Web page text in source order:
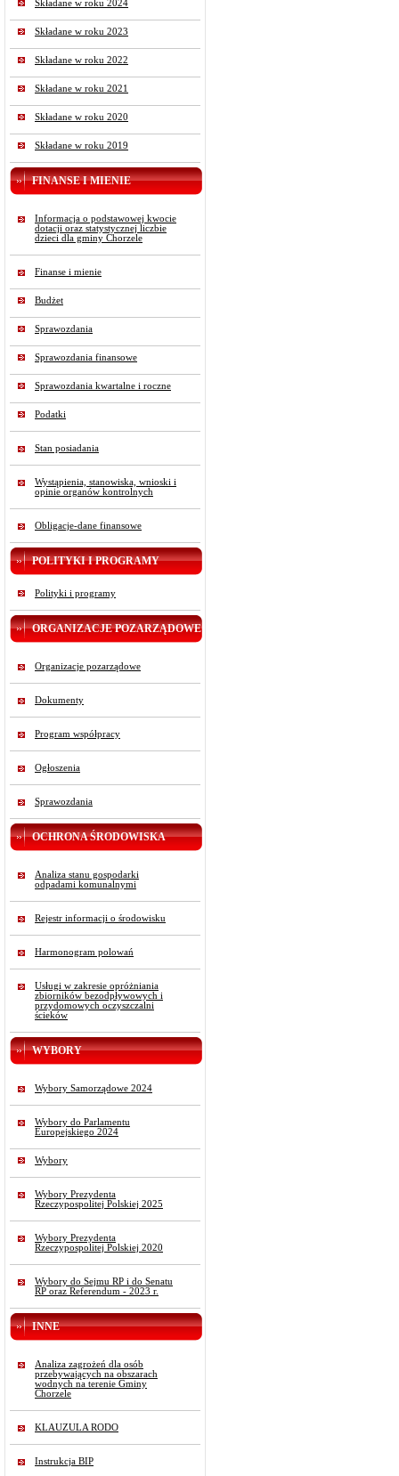
Składane w roku 2024
Składane w roku 2023
Składane w roku 2022
Składane w roku 2021
Składane w roku 2020
Składane w roku 2019
FINANSE I MIENIE
Informacja o podstawowej kwocie
dotacji oraz statystycznej liczbie
dzieci dla gminy Chorzele
Finanse i mienie
Budżet
Sprawozdania
Sprawozdania finansowe
Sprawozdania kwartalne i roczne
Podatki
Stan posiadania
Wystąpienia, stanowiska, wnioski i
opinie organów kontrolnych
Obligacje-dane finansowe
POLITYKI I PROGRAMY
Polityki i programy
ORGANIZACJE POZARZĄDOWE
Organizacje pozarządowe
Dokumenty
Program współpracy
Ogłoszenia
Sprawozdania
OCHRONA ŚRODOWISKA
Analiza stanu gospodarki
odpadami komunalnymi
Rejestr informacji o środowisku
Harmonogram polowań
Usługi w zakresie opróżniania
zbiorników bezodpływowych i
przydomowych oczyszczalni
ścieków
WYBORY
Wybory Samorządowe 2024
Wybory do Parlamentu
Europejskiego 2024
Wybory
Wybory Prezydenta
Rzeczypospolitej Polskiej 2025
Wybory Prezydenta
Rzeczypospolitej Polskiej 2020
Wybory do Sejmu RP i do Senatu
RP oraz Referendum - 2023 r.
INNE
Analiza zagrożeń dla osób
przebywających na obszarach
wodnych na terenie Gminy
Chorzele
KLAUZULA RODO
Instrukcja BIP